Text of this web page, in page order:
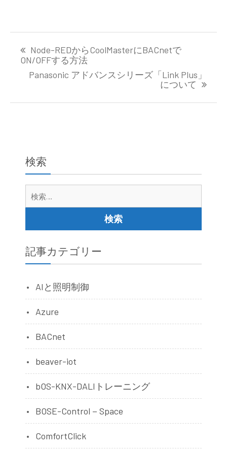
ー
Node-REDからCoolMasterにBACnetで
ON/OFFする方法
Panasonic アドバンスシリーズ「Link Plus」
について
検索
記事カテゴリー
AIと照明制御
Azure
BACnet
beaver-iot
bOS-KNX-DALIトレーニング
BOSE-Control－Space
ComfortClick